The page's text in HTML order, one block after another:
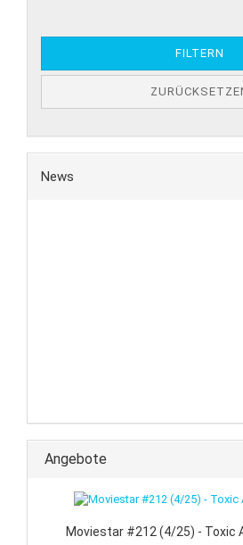
FILTERN
News
Angebote
Moviestar #212 (4/25) - Toxic